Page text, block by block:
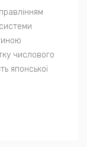
числового
японської